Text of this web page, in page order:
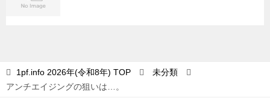
1pf.info 2026年(令和8年) TOP
未分類
アンチエイジングの狙いは…。